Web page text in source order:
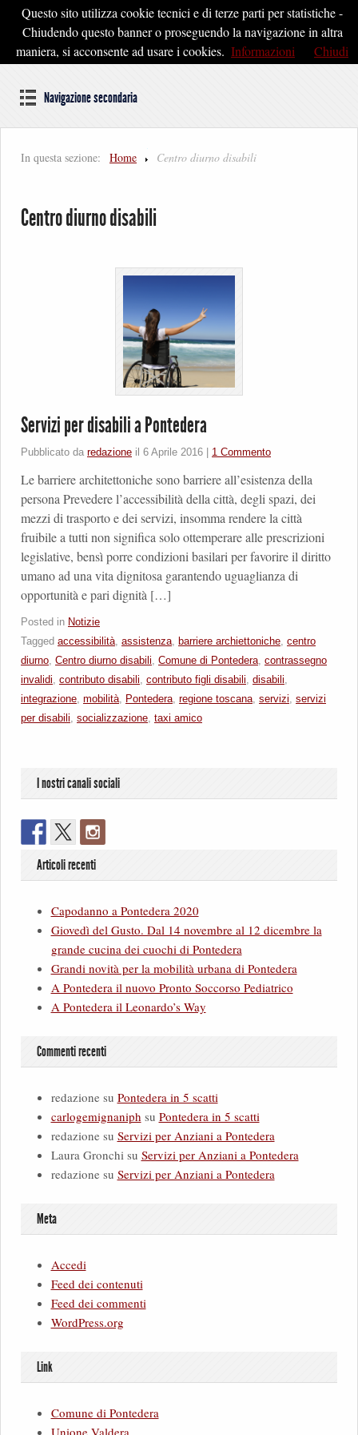
Pontedera2020
Dal cuore della Toscana un'idea di Futuro
Navigazione secondaria
In questa sezione: Home Centro diurno disabili
Centro diurno disabili
Servizi per disabili a Pontedera
Pubblicato da redazione il 6 Aprile 2016 1 Commento
Le barriere architettoniche sono barriere all’esistenza della
persona Prevedere l’accessibilità della città, degli spazi, dei
mezzi di trasporto e dei servizi, insomma rendere la città
fruibile a tutti non significa solo ottemperare alle prescrizioni
legislative, bensì porre condizioni basilari per favorire il diritto
umano ad una vita dignitosa garantendo uguaglianza di
opportunità e pari dignità […]
Posted in Notizie
Tagged accessibilità, assistenza, barriere archiettoniche, centro
diurno, Centro diurno disabili, Comune di Pontedera, contrassegno
invalidi, contributo disabili, contributo figli disabili, disabili,
integrazione, mobilità, Pontedera, regione toscana, servizi, servizi
per disabili, socializzazione, taxi amico
I nostri canali sociali
Articoli recenti
Capodanno a Pontedera 2020
Giovedì del Gusto. Dal 14 novembre al 12 dicembre la
grande cucina dei cuochi di Pontedera
Grandi novità per la mobilità urbana di Pontedera
A Pontedera il nuovo Pronto Soccorso Pediatrico
A Pontedera il Leonardo’s Way
Commenti recenti
redazionesu Pontedera in 5 scatti
carlogemignaniph su Pontedera in 5 scatti
redazionesu Servizi per Anziani a Pontedera
Laura Gronchisu Servizi per Anziani a Pontedera
redazionesu Servizi per Anziani a Pontedera
Meta
Accedi
Feed dei contenuti
Feed dei commenti
WordPress.org
Link
Comune di Pontedera
Questo sito utilizza cookie tecnici e di terze parti per statistiche -
Chiudendo questo banner o proseguendo la navigazione in altra
maniera, si acconsente ad usare i cookies. Informazioni Chiudi